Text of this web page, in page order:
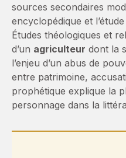
sources secondaires
encyclopédique et
Études théologiques et
d’un agriculteur dont la
l’enjeu d’un abus de
entre patrimoine,
prophétique explique la
personnage dans la